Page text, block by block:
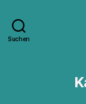
Suchen